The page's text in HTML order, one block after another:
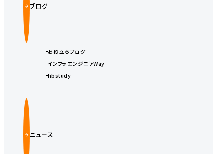
ブログ
お役立ちブログ
インフラエンジニアWay
hbstudy
ニュース